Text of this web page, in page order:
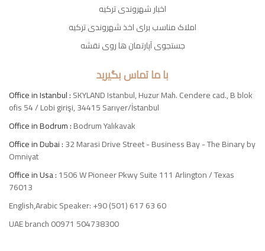
اخبار شهروندی ترکیه
املاک مناسب برای اخذ شهروندی ترکیه
جستجوی آپارتمان ها روی نقشه
با ما تماس بگیرید
Office in Istanbul :SKYLAND Istanbul, Huzur Mah. Cendere cad., B blok
ofis 54 / Lobi girişi, 34415 Sarıyer/İstanbul
Office in Bodrum :Bodrum Yalıkavak
Office in Dubai :32 Marasi Drive Street - Business Bay - The Binary by
Omniyat
Office in Usa :1506 W Pioneer Pkwy Suite 111 Arlington / Texas
76013
English,Arabic Speaker: +90 (501) 617 63 60
UAE branch 00971 504738300